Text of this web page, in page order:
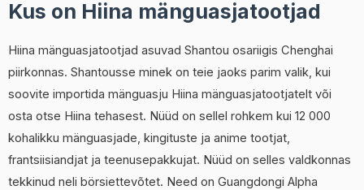
Kus on Hiina mänguasjatootjad
Hiina mänguasjatootjad asuvad Shantou osariigis Chenghai
piirkonnas. Shantousse minek on teie jaoks parim valik, kui
soovite importida mänguasju Hiina mänguasjatootjatelt või
osta otse Hiina tehasest. Nüüd on sellel rohkem kui 12 000
kohalikku mänguasjade, kingituste ja anime tootjat,
frantsiisiandjat ja teenusepakkujat. Nüüd on selles valdkonnas
tekkinud neli börsiettevõtet. Need on Guangdongi Alpha